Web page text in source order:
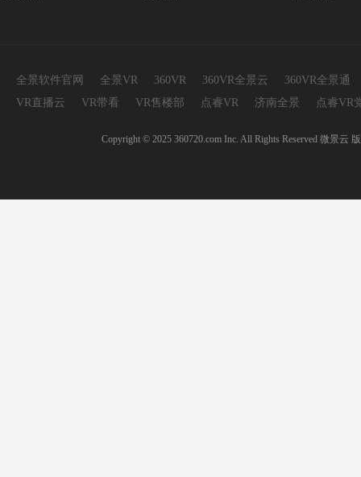
全景软件官网 全景VR 360VR 360VR全景云
360VR全景通
VR直播云
VR带看 VR售楼部 点睿VR 济南全景 点睿VR
Copyright © 2025 360720.com Inc. All Rights Reserved 微景